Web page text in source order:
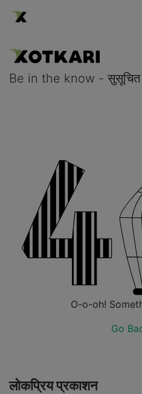
Be in the know - सुसूचित
O-o-oh!
Go
लोकप्रिय प्रकाशन